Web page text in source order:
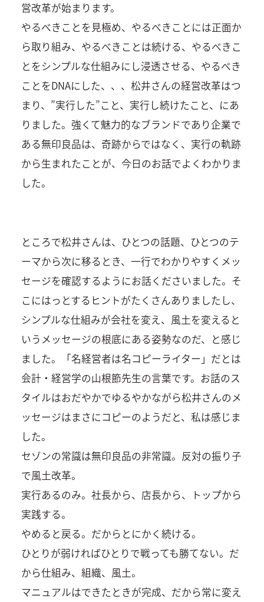
営改革が始まります。
やるべきことを見極め、やるべきことには正面か
ら取り組み、やるべきことは続ける、やるべきこ
とをシンプルな仕組みにし浸透させる、やるべき
ことをDNAにした、、、松井さんの経営改革はつ
まり、”実行した”こと、実行し続けたこと、にあ
りました。強くて魅力的なブランドであり企業で
ある無印良品は、奇跡からではなく、実行の軌跡
から生まれたことが、今日のお話でよくわかりま
した。
ところで松井さんは、ひとつの話題、ひとつのテ
ーマから次に移るとき、一行でわかりやすくメッ
セージを確認するようにお話くださいました。そ
こにはっとするヒントがたくさんありましたし、
シンプルな仕組みが会社を変え、風土を変えると
いうメッセージの根底にある姿勢なのだ、と感じ
ました。「名経営者は名コピーライター」だとは
会計・経営学の山根節先生の言葉です。お話のス
タイルはおだやかでゆるやかながら松井さんのメ
ッセージはまさにコピーのようだと、私は感じま
した。
セゾンの常識は無印良品の非常識。反対の振り子
で風土改革。
実行あるのみ。社長から、店長から、トップから
実践する。
やめると戻る。だからとにかく続ける。
ひとりが弱ければひとりで戦っても勝てない。だ
から仕組み、組織、風土。
マニュアルはできたときが完成、だから常に変え